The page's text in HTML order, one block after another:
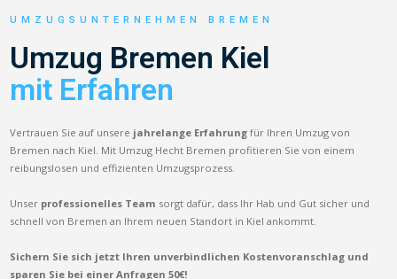
UMZUGSUNTERNEHMEN BREMEN
Umzug Bremen Kiel
mit Erfahren
Vertrauen Sie auf unsere jahrelange Erfahrung für Ihren Umzug von
Bremen nach Kiel. Mit Umzug Hecht Bremen profitieren Sie von einem
reibungslosen und effizienten Umzugsprozess.
Unser professionelles Team sorgt dafür, dass Ihr Hab und Gut sicher und
schnell von Bremen an Ihrem neuen Standort in Kiel ankommt.
Sichern Sie sich jetzt Ihren unverbindlichen Kostenvoranschlag und
sparen Sie bei einer Anfragen 50€!